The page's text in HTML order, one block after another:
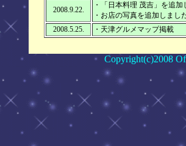
2008.9.22.
・「日本料理 茂吉」を追加
・お店の写真を追加しまし
2008.5.25.
・天津グルメマップ掲載
Copyright(c)2008